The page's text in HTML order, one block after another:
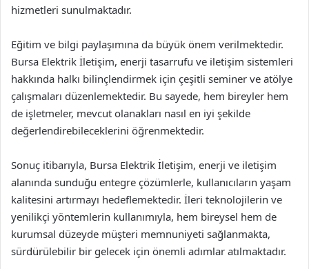
hizmetleri sunulmaktadır.
Eğitim ve bilgi paylaşımına da büyük önem verilmektedir.
Bursa Elektrik İletişim, enerji tasarrufu ve iletişim sistemleri
hakkında halkı bilinçlendirmek için çeşitli seminer ve atölye
çalışmaları düzenlemektedir. Bu sayede, hem bireyler hem
de işletmeler, mevcut olanakları nasıl en iyi şekilde
değerlendirebileceklerini öğrenmektedir.
Sonuç itibarıyla, Bursa Elektrik İletişim, enerji ve iletişim
alanında sunduğu entegre çözümlerle, kullanıcıların yaşam
kalitesini artırmayı hedeflemektedir. İleri teknolojilerin ve
yenilikçi yöntemlerin kullanımıyla, hem bireysel hem de
kurumsal düzeyde müşteri memnuniyeti sağlanmakta,
sürdürülebilir bir gelecek için önemli adımlar atılmaktadır.